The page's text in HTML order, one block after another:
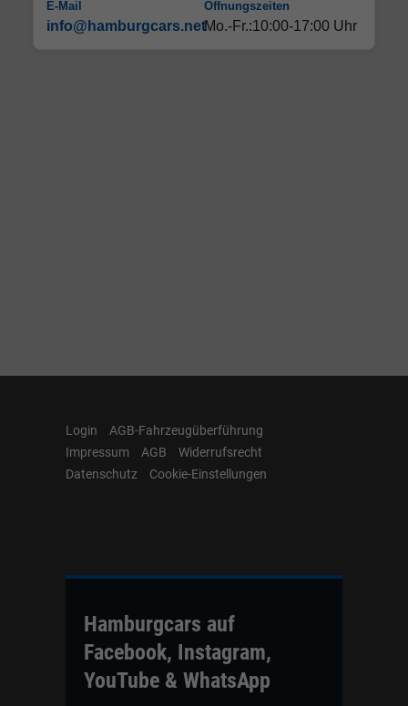
E-Mail
info@hamburgcars.net
Öffnungszeiten
Mo.-Fr.:10:00-17:00 Uhr
Login
AGB-Fahrzeugüberführung
Impressum
AGB
Widerrufsrecht
Datenschutz
Cookie-Einstellungen
Hamburgcars auf
Facebook, Instagram,
YouTube & WhatsApp